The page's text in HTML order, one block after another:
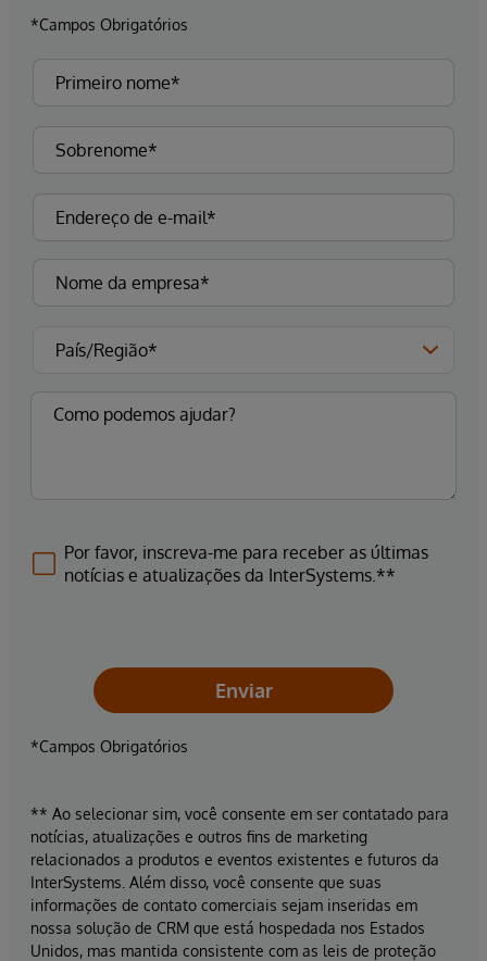
*Campos Obrigatórios
Por favor, inscreva-me para receber as últimas
notícias e atualizações da InterSystems.**
Enviar
*Campos Obrigatórios
** Ao selecionar sim, você consente em ser contatado para
notícias, atualizações e outros fins de marketing
relacionados a produtos e eventos existentes e futuros da
InterSystems. Além disso, você consente que suas
informações de contato comerciais sejam inseridas em
nossa solução de CRM que está hospedada nos Estados
Unidos, mas mantida consistente com as leis de proteção